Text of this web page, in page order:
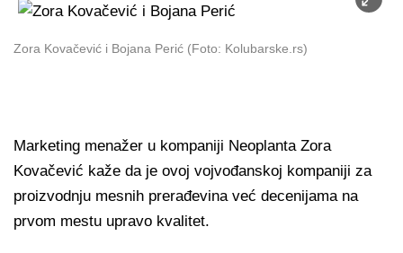
Zora Kovačević i Bojana Perić (Foto: Kolubarske.rs)
Marketing menažer u kompaniji Neoplanta Zora
Kovačević kaže da je ovoj vojvođanskoj kompaniji za
proizvodnju mesnih prerađevina već decenijama na
prvom mestu upravo kvalitet.